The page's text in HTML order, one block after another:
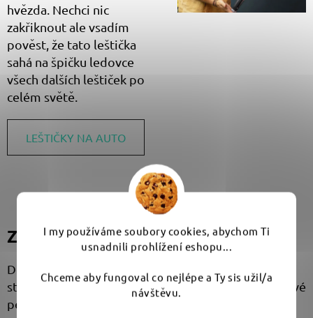
I my používáme soubory cookies, abychom Ti
usnadnili prohlížení eshopu...
Chceme aby fungoval co nejlépe a Ty sis užil/a
návštěvu.
hvězda. Nechci nic
zakřiknout ale vsadím
pověst, že tato leštička
sahá na špičku ledovce
všech dalších leštiček po
celém světě.
LEŠTIČKY NA AUTO
Závěrečné hodnocení
Detailing = kompletní pocit z provedení zakázky. A
stejně tak můžeme pohlížet na výbavu. Od kartonové
pevné krabice, přes fantastickou tašku s perfektním